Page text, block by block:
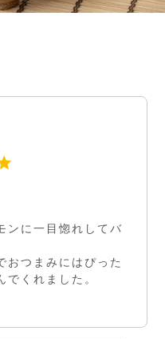
ンに一目惚れしてバ
おつまみにはぴった
でくれました。